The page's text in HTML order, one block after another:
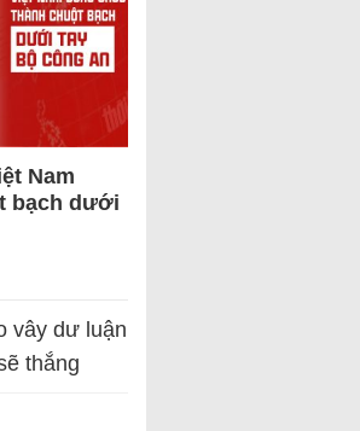
Nam
bạch dưới
vây dư luận
thắng